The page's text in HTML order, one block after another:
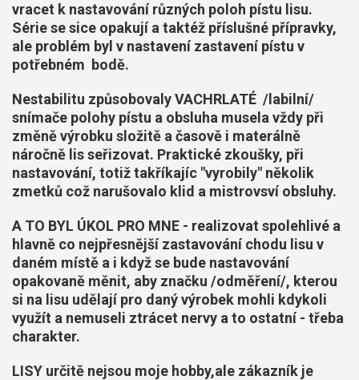
vracet k nastavování různých poloh pístu lisu.
Série se sice opakují a taktéž příslušné přípravky,
ale problém byl v nastavení zastavení pístu v
potřebném bodě.
Nestabilitu způsobovaly VACHRLATÉ /labilní/
snímače polohy pístu a obsluha musela vždy při
změně výrobku složitě a časově i materálně
náročně lis seřizovat. Praktické zkoušky, při
nastavování, totiž takříkajíc "vyrobily" několik
zmetků což narušovalo klid a mistrovsví obsluhy.
A TO BYL ÚKOL PRO MNE - realizovat spolehlivé a
hlavně co nejpřesnější zastavování chodu lisu v
daném místě a i když se bude nastavování
opakovaně měnit, aby značku /odměření/, kterou
si na lisu udělají pro daný výrobek mohli kdykoli
využít a nemuseli ztrácet nervy a to ostatní - třeba
charakter.
LISY určitě nejsou moje hobby,ale zákazník je